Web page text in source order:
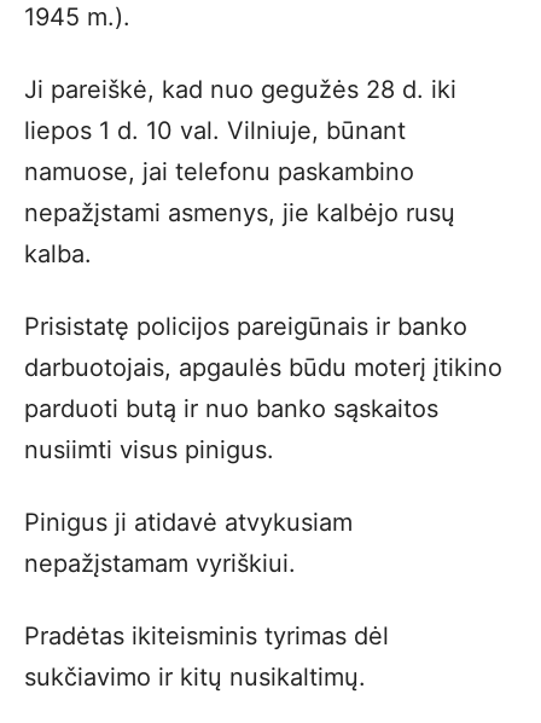
1945 m.).
Ji pareiškė, kad nuo gegužės 28 d. iki
liepos 1 d. 10 val. Vilniuje, būnant
namuose, jai telefonu paskambino
nepažįstami asmenys, jie kalbėjo rusų
kalba.
Prisistatę policijos pareigūnais ir banko
darbuotojais, apgaulės būdu moterį įtikino
parduoti butą ir nuo banko sąskaitos
nusiimti visus pinigus.
Pinigus ji atidavė atvykusiam
nepažįstamam vyriškiui.
Pradėtas ikiteisminis tyrimas dėl
sukčiavimo ir kitų nusikaltimų.